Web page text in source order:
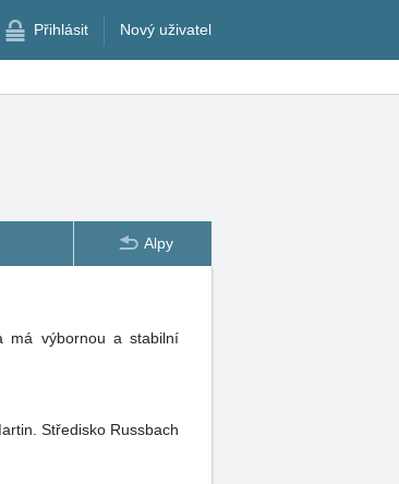
Přihlásit Nový uživatel
Alpy
má výbornou a stabilní
Středisko Russbach